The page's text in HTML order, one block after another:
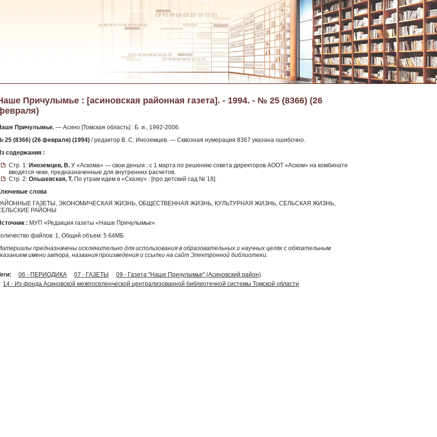
Причулымье : [асиновская районная газета]. - 1994. - № 25 (8366) (26
Причулымье. — Асино [Томская область] : Б. и., 1992-2006.
25 (8366) (26 февраля) (1994) / редактор В. С. Иноземцев. — Сквозная нумерация 8367 указана ошибочно.
содержания :
Стр. 1: Иноземцев, В. У «Аскома» — свои деньги : с 1 марта по решению совета директоров АООТ «Аском» на комбинате
вводятся чеки, предназначенные для внутренних расчетов.
Стр. 2: Ольшевская, Т. По утрам идем в «Сказку» : [про детский сад № 18].
слова
ГАЗЕТЫ, ЭКОНОМИЧЕСКАЯ ЖИЗНЬ, ОБЩЕСТВЕННАЯ ЖИЗНЬ, КУЛЬТУРНАЯ ЖИЗНЬ, СЕЛЬСКАЯ ЖИЗНЬ,
РАЙОНЫ
: МУП «Редакция газеты «Наше Причулымье».
файлов: 1; Общий объем: 5.64МБ
предназначены исключительно для использования в образовательных и научных целях с обязательным
имени автора, названия произведения и ссылки на сайт Электронной библиотеки.
06 - ПЕРИОДИКА 07 - ГАЗЕТЫ
09 - Газета "Наше Причулымье" (Асиновский район)
14 - Из фонда Асиновской межпоселенческой централизованной библиотечной системы Томской области